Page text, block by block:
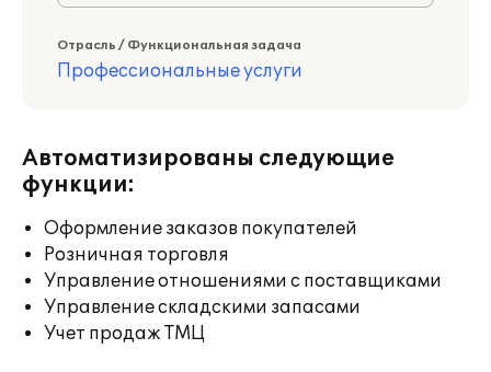
Отрасль / Функциональная задача
Профессиональные услуги
Автоматизированы следующие
функции:
Оформление заказов покупателей
Розничная торговля
Управление отношениями с поставщиками
Управление складскими запасами
Учет продаж ТМЦ